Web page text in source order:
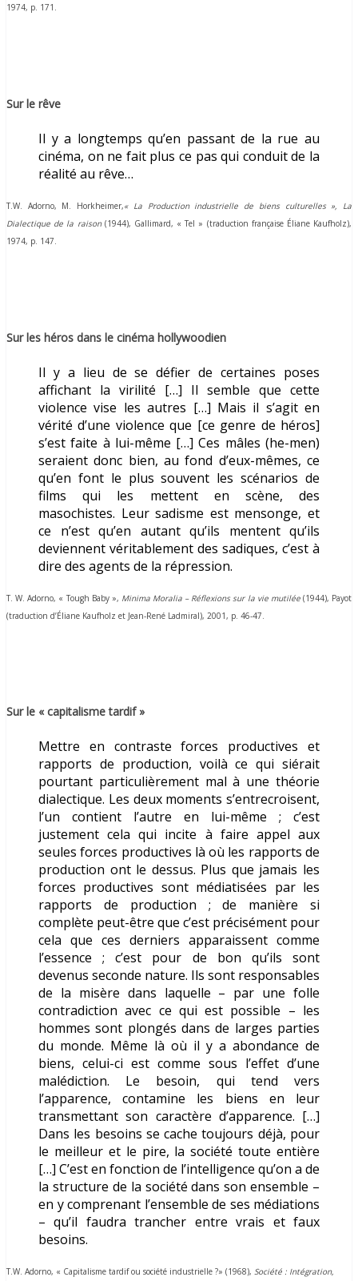
1974, p. 171.
Sur le rêve
Il y a longtemps qu’en passant de la rue au
cinéma, on ne fait plus ce pas qui conduit de la
réalité au rêve…
T.W. Adorno, M. Horkheimer,« La Production industrielle de biens culturelles », La
Dialectique de la raison(1944), Gallimard, « Tel » (traduction française Éliane Kaufholz),
1974, p. 147.
Sur les héros dans le cinéma hollywoodien
Il y a lieu de se défier de certaines poses
affichant la virilité […] Il semble que cette
violence vise les autres […] Mais il s’agit en
vérité d’une violence que [ce genre de héros]
s’est faite à lui-même […] Ces mâles (he-men)
seraient donc bien, au fond d’eux-mêmes, ce
qu’en font le plus souvent les scénarios de
films qui les mettent en scène, des
masochistes. Leur sadisme est mensonge, et
ce n’est qu’en autant qu’ils mentent qu’ils
deviennent véritablement des sadiques, c’est à
dire des agents de la répression.
T. W. Adorno, « Tough Baby », Minima Moralia – Réflexions sur la vie mutilée (1944), Payot
(traduction d’Éliane Kaufholz et Jean-René Ladmiral), 2001, p. 46-47.
Sur le « capitalisme tardif »
Mettre en contraste forces productives et
rapports de production, voilà ce qui siérait
pourtant particulièrement mal à une théorie
dialectique. Les deux moments s’entrecroisent,
l’un contient l’autre en lui-même ; c’est
justement cela qui incite à faire appel aux
seules forces productives là où les rapports de
production ont le dessus. Plus que jamais les
forces productives sont médiatisées par les
rapports de production ; de manière si
complète peut-être que c’est précisément pour
cela que ces derniers apparaissent comme
l’essence ; c’est pour de bon qu’ils sont
devenus seconde nature. Ils sont responsables
de la misère dans laquelle – par une folle
contradiction avec ce qui est possible – les
hommes sont plongés dans de larges parties
du monde. Même là où il y a abondance de
biens, celui-ci est comme sous l’effet d’une
malédiction. Le besoin, qui tend vers
l’apparence, contamine les biens en leur
transmettant son caractère d’apparence. […]
Dans les besoins se cache toujours déjà, pour
le meilleur et le pire, la société toute entière
[…] C’est en fonction de l’intelligence qu’on a de
la structure de la société dans son ensemble –
en y comprenant l’ensemble de ses médiations
– qu’il faudra trancher entre vrais et faux
besoins.
T.W. Adorno, « Capitalisme tardif ou société industrielle ?» (1968), Société : Intégration,